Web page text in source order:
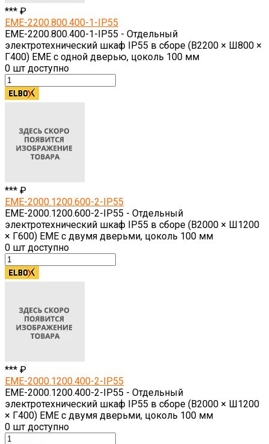
*** ₽
EME-2200.800.400-1-IP55
EME-2200.800.400-1-IP55 - Отдельный
электротехнический шкаф IP55 в сборе (В2200 × Ш800 ×
Г400) EME с одной дверью, цоколь 100 мм
0 шт доступно
*** ₽
EME-2000.1200.600-2-IP55
EME-2000.1200.600-2-IP55 - Отдельный
электротехнический шкаф IP55 в сборе (В2000 × Ш1200
× Г600) EME с двумя дверьми, цоколь 100 мм
0 шт доступно
*** ₽
EME-2000.1200.400-2-IP55
EME-2000.1200.400-2-IP55 - Отдельный
электротехнический шкаф IP55 в сборе (В2000 × Ш1200
× Г400) EME с двумя дверьми, цоколь 100 мм
0 шт доступно